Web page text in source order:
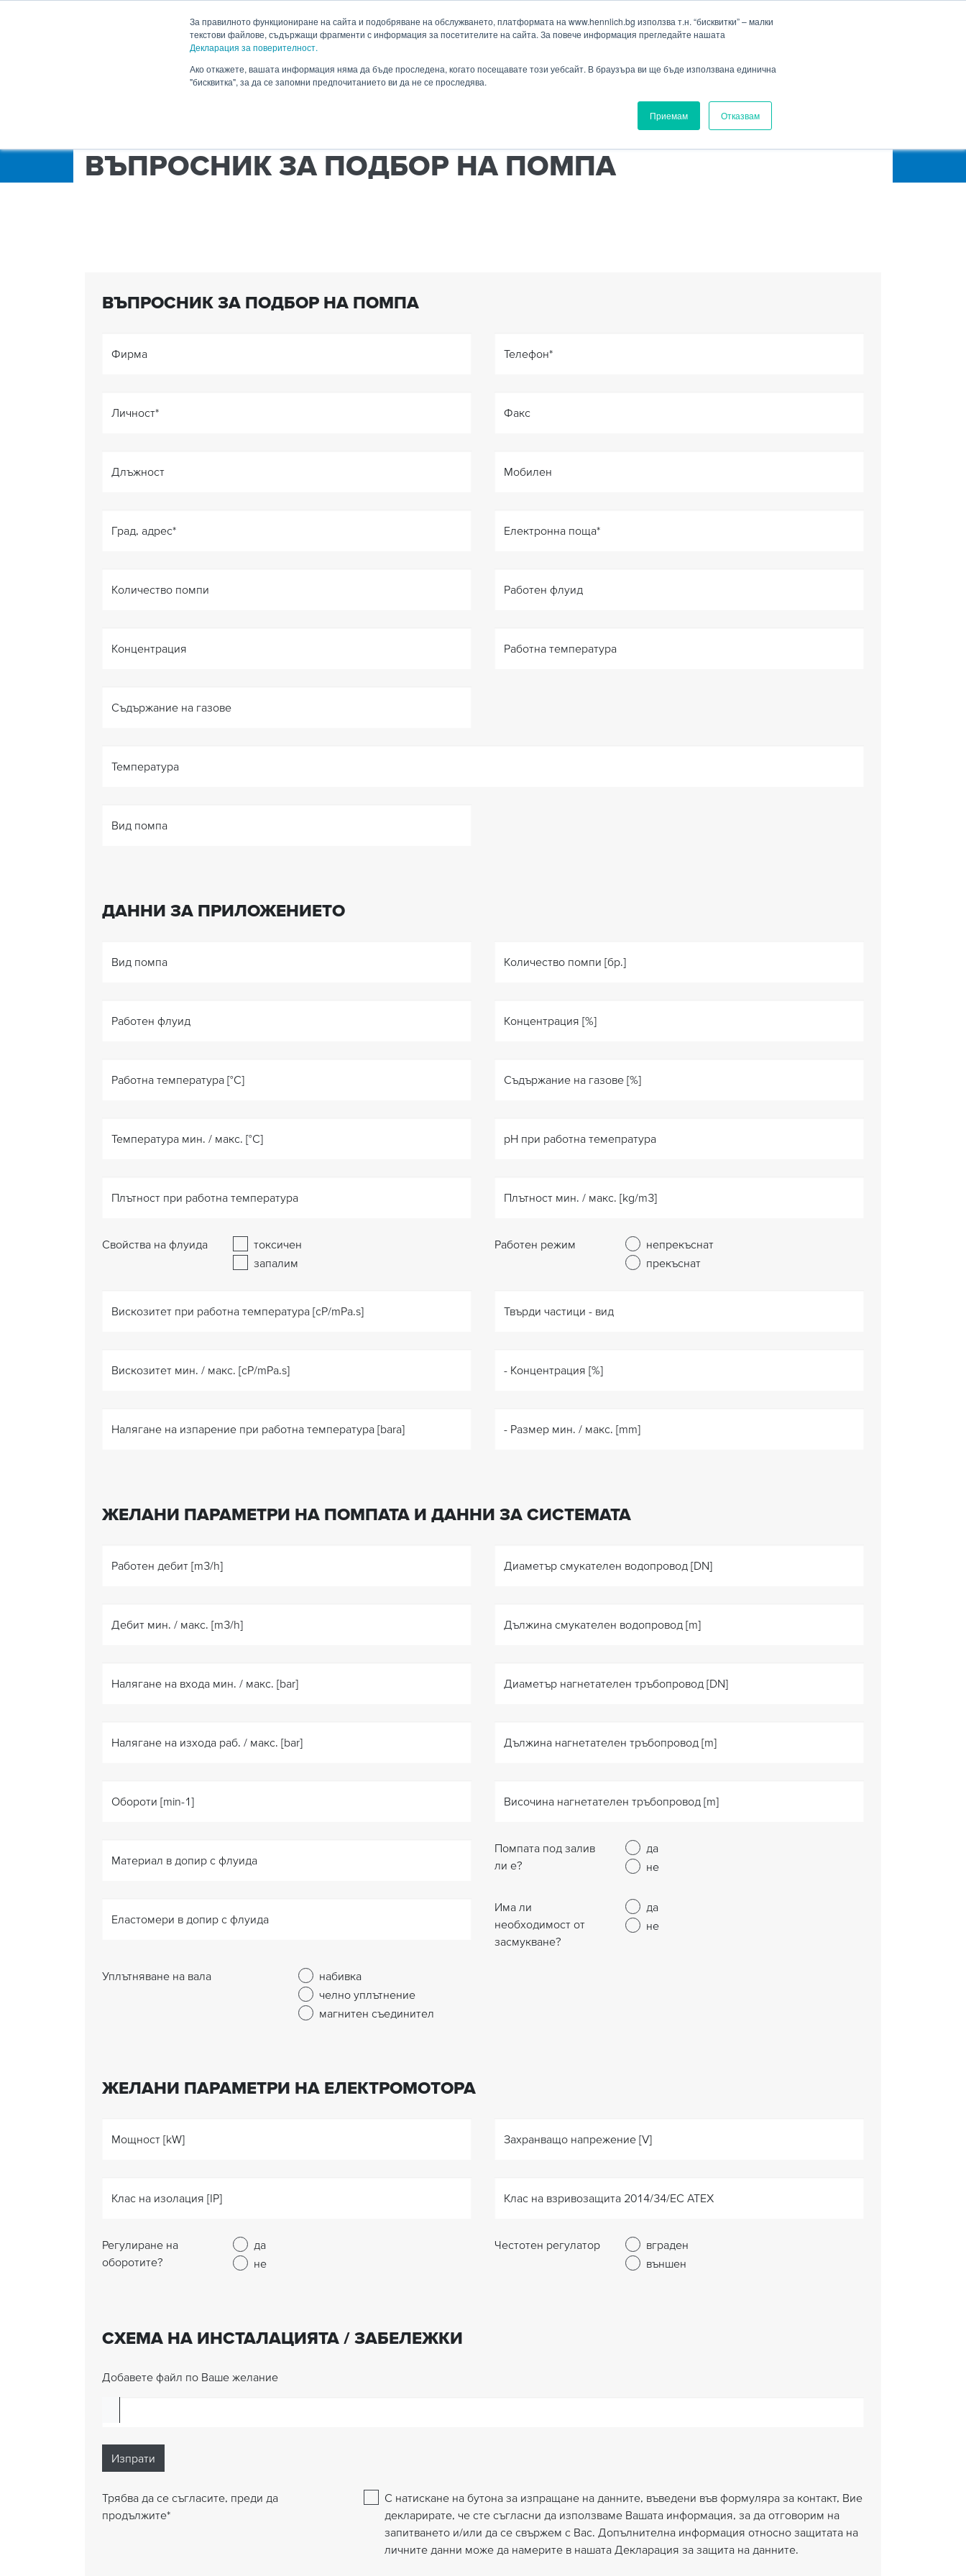
За правилното функциониране на сайта и подобряване на обслужването, платформата на www.hennlich.bg използва т.н. “бисквитки” – малки
текстови файлове, съдържащи фрагменти с информация за посетителите на сайта. За повече информация прегледайте нашата
Декларация за поверителност.
Ако откажете, вашата информация няма да бъде проследена, когато посещавате този уебсайт. В браузъра ви ще бъде използвана единична
"бисквитка", за да се запомни предпочитанието ви да не се проследява.
Приемам Отказвам
Падащо меню ФирмаПадащо меню Кариера
HENNLICH
Продукти Приложения
Търсене
ВЪПРОСНИК ЗА ПОДБОР НА ПОМПА
ВЪПРОСНИК ЗА ПОДБОР НА ПОМПА
ВЪПРОСНИК ЗА ПОДБОР НА ПОМПА
Фирма Телефон*
Личност* Факс
Длъжност Мобилен
Град, адрес* Електронна поща*
Количество помпи Работен флуид
Концентрация Работна температура
Съдържание на газове
Температура
Вид помпа
ДАННИ ЗА ПРИЛОЖЕНИЕТО
Вид помпа Количество помпи [бр.]
Работен флуид Концентрация [%]
Работна температура [°C] Съдържание на газове [%]
Температура мин. / макс. [°C] pH при работна темепратура
Плътност при работна температура Плътност мин. / макс. [kg/m3]
Свойства на флуида
токсичен
запалим
Работен режим
непрекъснат
прекъснат
Вискозитет при работна температура [cP/mPa.s] Твърди частици - вид
Вискозитет мин. / макс. [cP/mPa.s] - Концентрация [%]
Налягане на изпарение при работна температура [bara] - Размер мин. / макс. [mm]
ЖЕЛАНИ ПАРАМЕТРИ НА ПОМПАТА И ДАННИ ЗА СИСТЕМАТА
Работен дебит [m3/h] Диаметър смукателен водопровод [DN]
Дебит мин. / макс. [m3/h] Дължина смукателен водопровод [m]
Налягане на входа мин. / макс. [bar] Диаметър нагнетателен тръбопровод [DN]
Налягане на изхода раб. / макс. [bar] Дължина нагнетателен тръбопровод [m]
Обороти [min-1] Височина нагнетателен тръбопровод [m]
Материал в допир с флуида
Помпата под залив
ли е?
да
не
Еластомери в допир с флуида
Има ли
необходимост от
засмукване?
да
не
Уплътняване на вала
набивка
челно уплътнение
магнитен съединител
ЖЕЛАНИ ПАРАМЕТРИ НА ЕЛЕКТРОМОТОРА
Мощност [kW] Захранващо напрежение [V]
Клас на изолация [IP] Клас на взривозащита 2014/34/EC ATEX
Регулиране на
оборотите?
да
не
Честотен регулатор
вграден
външен
СХЕМА НА ИНСТАЛАЦИЯТА / ЗАБЕЛЕЖКИ
Добавете файл по Ваше желание
Трябва да се съгласите, преди да
продължите*
С натискане на бутона за изпращане на данните, въведени във формуляра за контакт, Вие
декларирате, че сте съгласни да използваме Вашата информация, за да отговорим на
запитването и/или да се свържем с Вас. Допълнителна информация относно защитата на
личните данни може да намерите в нашата Декларация за защита на данните.